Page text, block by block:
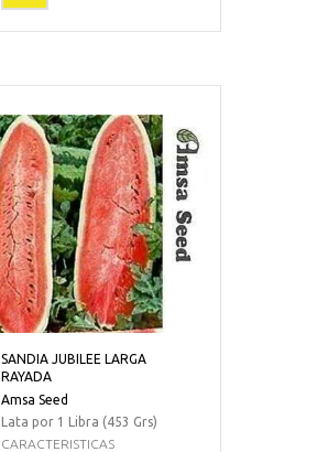
SANDIA JUBILEE LARGA
RAYADA
Amsa Seed
Lata por 1 Libra (453 Grs)
CARACTERISTICAS